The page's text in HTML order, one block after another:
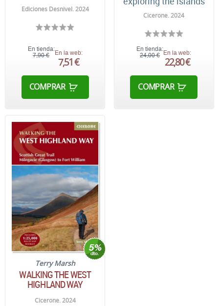
Ediciones Desnivel. 2024
En tienda:
7,90 €
En la web:
7,51 €
COMPRAR
Cicerone. 2024
En tienda:
24,00 €
En la web:
22,80 €
COMPRAR
Terry Marsh
WALKING THE WEST
HIGHLAND WAY
Cicerone. 2024